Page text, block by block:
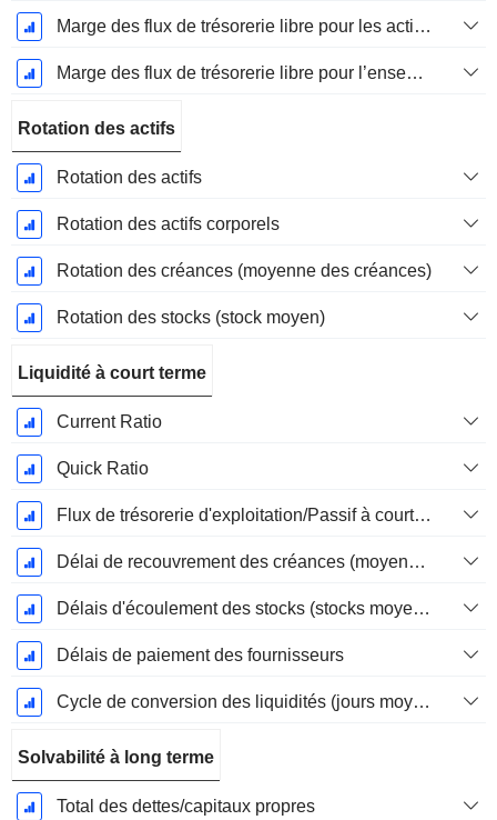
Marge des flux de trésorerie libre pour les actionnaires
Marge des flux de trésorerie libre pour l’ensemble des pourvoyeurs de fonds
Rotation des actifs
Rotation des actifs
Rotation des actifs corporels
Rotation des créances (moyenne des créances)
Rotation des stocks (stock moyen)
Liquidité à court terme
Current Ratio
Quick Ratio
Flux de trésorerie d'exploitation/Passif à court terme
Délai de recouvrement des créances (moyenne des créances)
Délais d'écoulement des stocks (stocks moyens)
Délais de paiement des fournisseurs
Cycle de conversion des liquidités (jours moyens)
Solvabilité à long terme
Total des dettes/capitaux propres